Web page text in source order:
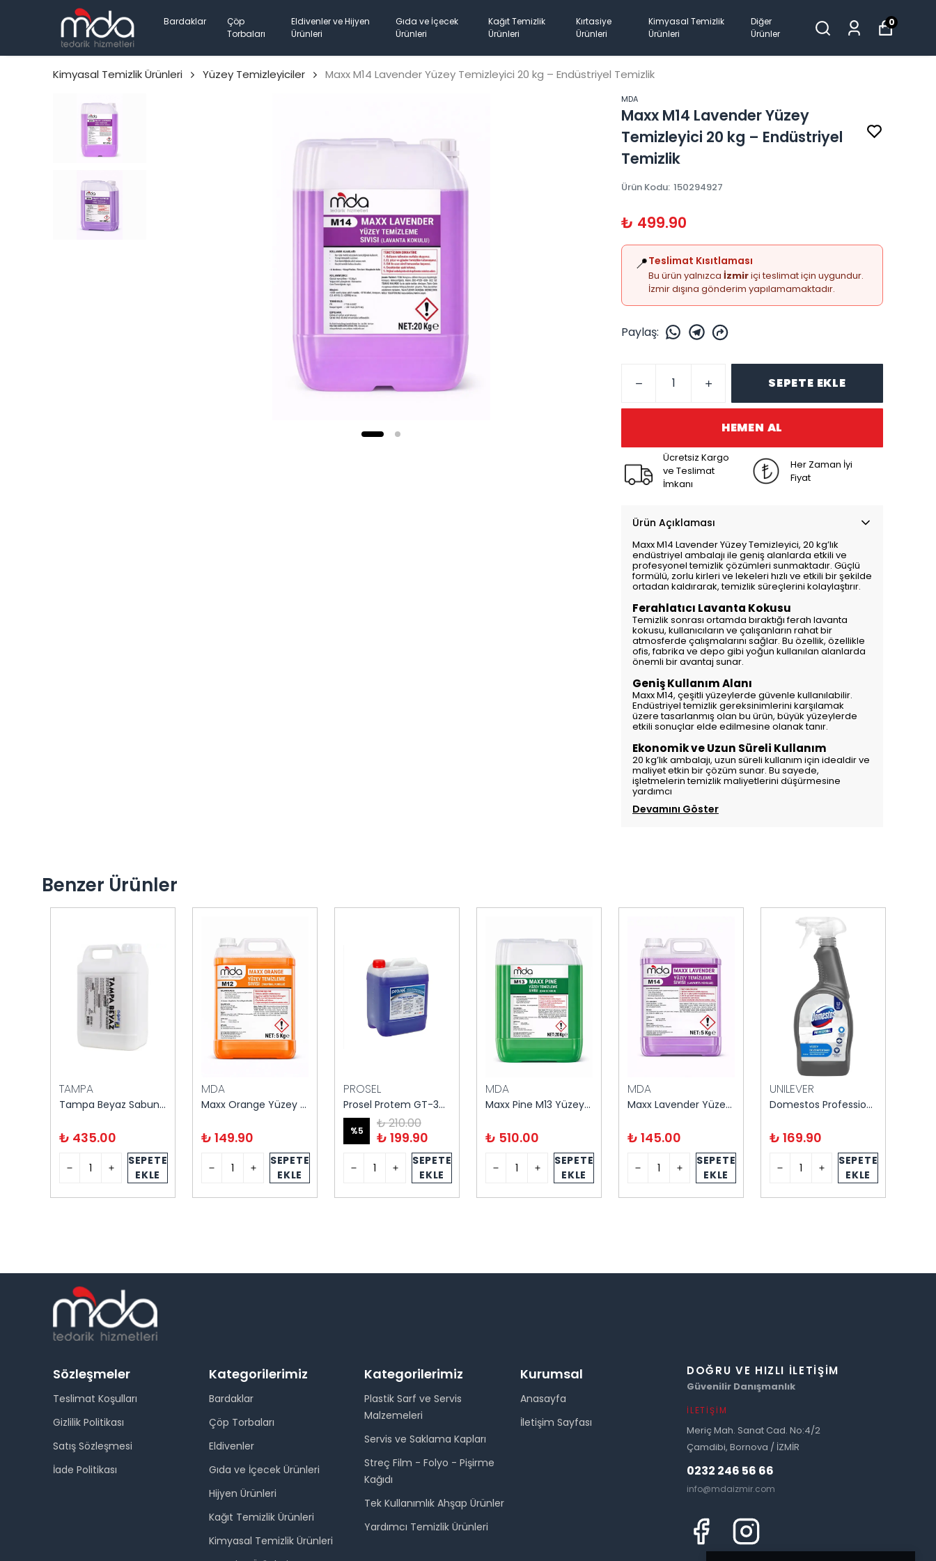
Bardaklar
Çöp
Torbaları
Eldivenler ve Hijyen
Ürünleri
Gıda ve İçecek
Ürünleri
Kağıt Temizlik
Ürünleri
Kırtasiye
Ürünleri
Kimyasal Temizlik
Ürünleri
Diğer
Ürünler
0
Kimyasal Temizlik Ürünleri Yüzey Temizleyiciler Maxx M14 Lavender Yüzey Temizleyici 20 kg – Endüstriyel Temizlik
MDA
Maxx M14 Lavender Yüzey
Temizleyici 20 kg – Endüstriyel
Temizlik
Ürün Kodu: 150294927
₺ 499.90
📍Teslimat Kısıtlaması
Bu ürün yalnızca İzmiriçi teslimat için uygundur.
İzmir dışına gönderim yapılamamaktadır.
Paylaş:
SEPETE EKLE
HEMEN AL
Ücretsiz Kargo
ve Teslimat
İmkanı
Her Zaman İyi
Fiyat
Ürün Açıklaması
Maxx M14 Lavender Yüzey Temizleyici, 20 kg’lık
endüstriyel ambalajı ile geniş alanlarda etkili ve
profesyonel temizlik çözümleri sunmaktadır. Güçlü
formülü, zorlu kirleri ve lekeleri hızlı ve etkili bir şekilde
ortadan kaldırarak, temizlik süreçlerini kolaylaştırır.
Ferahlatıcı Lavanta Kokusu
Temizlik sonrası ortamda bıraktığı ferah lavanta
kokusu, kullanıcıların ve çalışanların rahat bir
atmosferde çalışmalarını sağlar. Bu özellik, özellikle
ofis, fabrika ve depo gibi yoğun kullanılan alanlarda
önemli bir avantaj sunar.
Geniş Kullanım Alanı
Maxx M14, çeşitli yüzeylerde güvenle kullanılabilir.
Endüstriyel temizlik gereksinimlerini karşılamak
üzere tasarlanmış olan bu ürün, büyük yüzeylerde
etkili sonuçlar elde edilmesine olanak tanır.
Ekonomik ve Uzun Süreli Kullanım
20 kg’lık ambalajı, uzun süreli kullanım için idealdir ve
maliyet etkin bir çözüm sunar. Bu sayede,
işletmelerin temizlik maliyetlerini düşürmesine
yardımcı
Devamını Göster
Benzer Ürünler
TAMPA
Tampa Beyaz Sabun Kokulu Yüzey Temizleyici 5 kg
₺ 435.00
SEPETE
EKLE
MDA
Maxx Orange Yüzey Temizleyici 5 kg – Turunçgil Ferahlığı
₺ 149.90
SEPETE
EKLE
PROSEL
Prosel Protem GT-301 Genel Temizleyici Fresh 5 kg
%5 ₺ 210.00
₺ 199.90
SEPETE
EKLE
MDA
Maxx Pine M13 Yüzey Temizleyici 20 kg – Endüstriyel Temizlik
₺ 510.00
SEPETE
EKLE
MDA
Maxx Lavender Yüzey Temizleyici 5 kg
₺ 145.00
SEPETE
EKLE
UNILEVER
Domestos Professional Dezenfektan Sprey 750 ml
₺ 169.90
SEPETE
EKLE
Sözleşmeler
Teslimat Koşulları
Gizlilik Politikası
Satış Sözleşmesi
İade Politikası
Kategorilerimiz
Bardaklar
Çöp Torbaları
Eldivenler
Gıda ve İçecek Ürünleri
Hijyen Ürünleri
Kağıt Temizlik Ürünleri
Kimyasal Temizlik Ürünleri
Kategorilerimiz
Plastik Sarf ve Servis
Malzemeleri
Servis ve Saklama Kapları
Streç Film - Folyo - Pişirme
Kağıdı
Tek Kullanımlık Ahşap Ürünler
Yardımcı Temizlik Ürünleri
Kurumsal
Anasayfa
İletişim Sayfası
DOĞRU VE HIZLI İLETIŞIM
Güvenilir Danışmanlık
İLETIŞIM
Meriç Mah. Sanat Cad. No:4/2
Çamdibi, Bornova / İZMİR
0232 246 56 66
info@mdaizmir.com